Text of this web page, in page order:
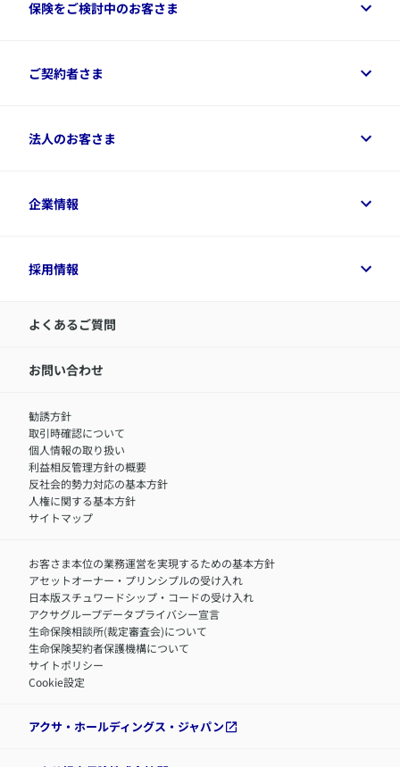
保険をご検討中のお客さま
保険をご検討中のお客さまトップ
資料請求
変額保険各種情報
ご契約者さま
ご契約者さまトップ
デジタル約款
令和8年（2026年）分の生命保険料控除証明書について
アクサのネット完結保険（旧アクサダイレクト生命）
法人のお客さま
法人のお客さまトップ
経営者サポートサービス
企業情報
企業情報トップ
アクサ生命が選ばれる理由
IR情報
サステナビリティの取り組み
​お客さまを金融犯罪からお守りするために
アクサグループについて
採用情報
採用情報トップ
中途採用：内勤正社員
職）
中途採用：フィナンシャルプラン・アドバイザー（営業職）
障害者採用
よくあるご質問
お問い合わせ
勧誘方針
取引時確認について
個人情報の取り扱い
利益相反管理方針の概要
反社会的勢力対応の基本方針
人権に関する基本方針
サイトマップ
お客さま本位の業務運営を実現するための基本方針
アセットオーナー・プリンシプルの受け入れ
日本版スチュワードシップ・コードの受け入れ
アクサグループデータプライバシー宣言
生命保険相談所(裁定審査会)について
生命保険契約者保護機構について
サイトポリシー
Cookie設定
アクサ・ホールディングス・ジャパン